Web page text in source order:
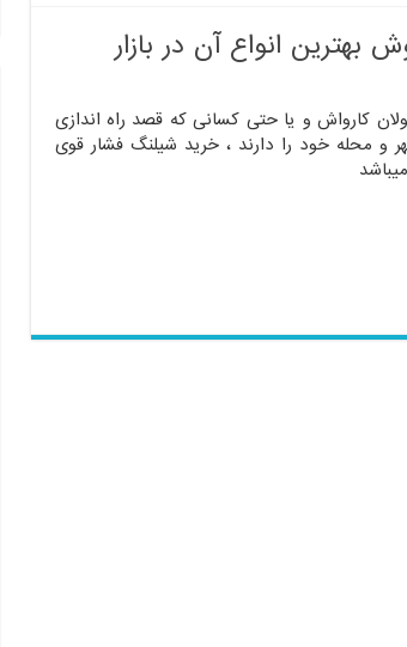
انواع آن در بازار
کارواش و یا حتی کسانی که قصد راه اندازی
و محله خود را دارند ، خرید شیلنگ فشار قوی